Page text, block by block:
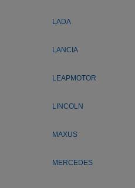
LADA
LANCIA
LEAPMOTOR
LINCOLN
MAXUS
MERCEDES